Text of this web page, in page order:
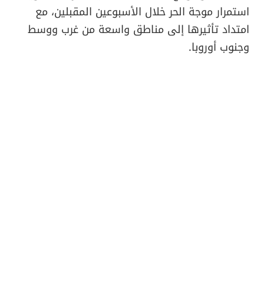
استمرار موجة الحر خلال الأسبوعين المقبلين، مع
امتداد تأثيرها إلى مناطق واسعة من غرب ووسط
وجنوب أوروبا.